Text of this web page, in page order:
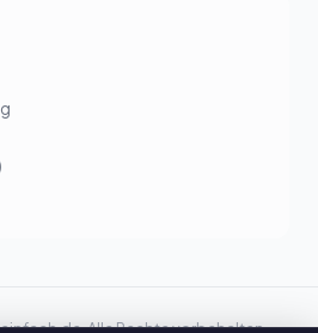
Alle Rechte vorbehalten.